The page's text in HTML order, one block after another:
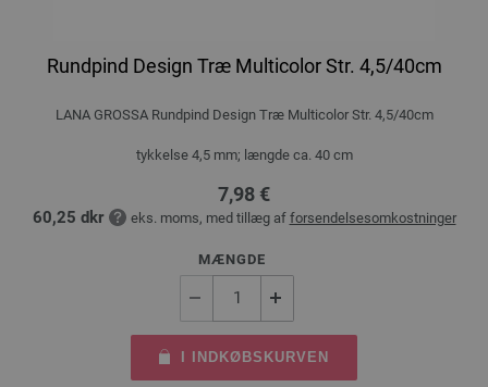
Rundpind Design Træ Multicolor Str. 4,5/40cm
LANA GROSSA Rundpind Design Træ Multicolor Str. 4,5/40cm
tykkelse 4,5 mm; længde ca. 40 cm
7,98 €
60,25 dkr eks. moms, med tillæg af forsendelsesomkostninger
MÆNGDE
I INDKØBSKURVEN